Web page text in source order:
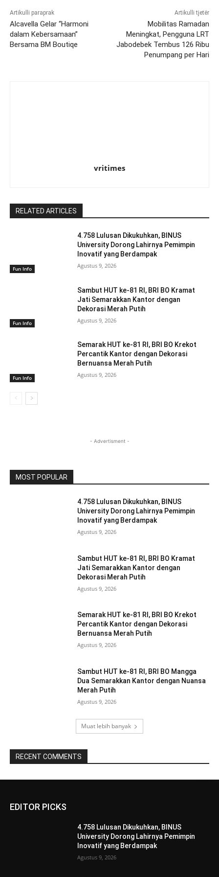
Artikulli paraprak
Alcavella Gelar “Harmoni
dalam Kebersamaan”
Bersama BM Boutiqe
Artikulli tjetër
Mobilitas Ramadan
Meningkat, Pengguna LRT
Jabodebek Tembus 126 Ribu
Penumpang per Hari
vritimes
RELATED ARTICLES
Fun Info
4.758 Lulusan Dikukuhkan, BINUS
University Dorong Lahirnya Pemimpin
Inovatif yang Berdampak
Agustus 9, 2026
Fun Info
Sambut HUT ke-81 RI, BRI BO Kramat
Jati Semarakkan Kantor dengan
Dekorasi Merah Putih
Agustus 9, 2026
Fun Info
Semarak HUT ke-81 RI, BRI BO Krekot
Percantik Kantor dengan Dekorasi
Bernuansa Merah Putih
Agustus 9, 2026
- Advertisment -
MOST POPULAR
4.758 Lulusan Dikukuhkan, BINUS
University Dorong Lahirnya Pemimpin
Inovatif yang Berdampak
Agustus 9, 2026
Sambut HUT ke-81 RI, BRI BO Kramat
Jati Semarakkan Kantor dengan
Dekorasi Merah Putih
Agustus 9, 2026
Semarak HUT ke-81 RI, BRI BO Krekot
Percantik Kantor dengan Dekorasi
Bernuansa Merah Putih
Agustus 9, 2026
Sambut HUT ke-81 RI, BRI BO Mangga
Dua Semarakkan Kantor dengan Nuansa
Merah Putih
Agustus 9, 2026
Muat lebih banyak
RECENT COMMENTS
EDITOR PICKS
4.758 Lulusan Dikukuhkan, BINUS
University Dorong Lahirnya Pemimpin
Inovatif yang Berdampak
Agustus 9, 2026